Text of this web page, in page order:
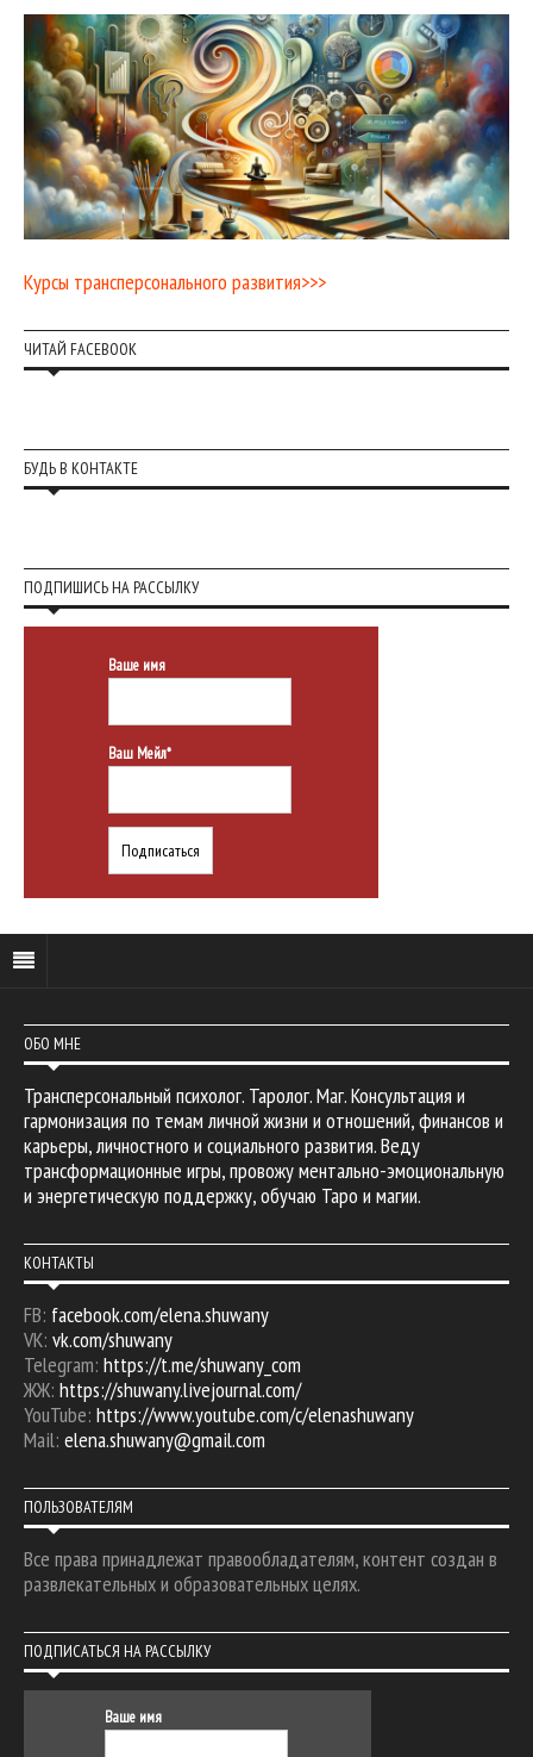
Курсы трансперсонального развития>>>
ЧИТАЙ FACEBOOK
БУДЬ В КОНТАКТЕ
ПОДПИШИСЬ НА РАССЫЛКУ
Ваше имя
Ваш Мейл*
ОБО МНЕ
Трансперсональный психолог. Таролог. Маг. Консультация и
гармонизация по темам личной жизни и отношений, финансов и
карьеры, личностного и социального развития. Веду
трансформационные игры, провожу ментально-эмоциональную
и энергетическую поддержку, обучаю Таро и магии.
КОНТАКТЫ
FB: facebook.com/elena.shuwany
VK: vk.com/shuwany
Telegram: https://t.me/shuwany_com
ЖЖ: https://shuwany.livejournal.com/
YouTube: https://www.youtube.com/c/elenashuwany
Mail: elena.shuwany@gmail.com
ПОЛЬЗОВАТЕЛЯМ
Все права принадлежат правообладателям, контент создан в
развлекательных и образовательных целях.
ПОДПИСАТЬСЯ НА РАССЫЛКУ
Ваше имя